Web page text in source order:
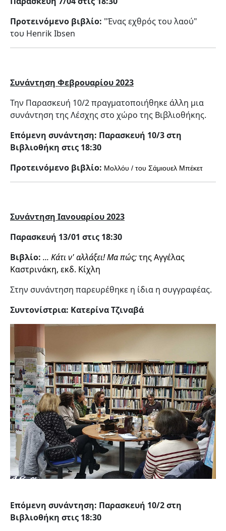
Προτεινόμενο βιβλίο: "Ένας εχθρός του λαού"
του Henrik Ibsen
Συνάντηση Φεβρουαρίου 2023
Την Παρασκευή 10/2 πραγματοποιήθηκε άλλη μια
συνάντηση της Λέσχης στο χώρο της Βιβλιοθήκης.
Επόμενη συνάντηση: Παρασκευή 10/3 στη
Βιβλιοθήκη στις 18:30
Προτεινόμενο βιβλίο: Μολλόυ / του Σάμιουελ Μπέκετ
Συνάντηση Ιανουαρίου 2023
Παρασκευή 13/01 στις 18:30
Βιβλίο: ... Κάτι ν' αλλάξει! Μα πώς;της Αγγέλας
Καστρινάκη, εκδ. Κίχλη
Στην συνάντηση παρευρέθηκε η ίδια η συγγραφέας.
Συντονίστρια: Κατερίνα Τζιναβά
Επόμενη συνάντηση: Παρασκευή 10/2 στη
Βιβλιοθήκη στις 18:30